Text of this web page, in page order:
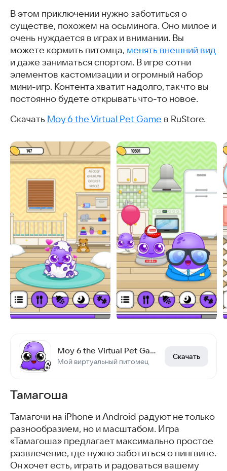
В этом приключении нужно заботиться о
существе, похожем на осьминога. Оно милое и
очень нуждается в играх и внимании. Вы
можете кормить питомца, менять внешний вид
и даже заниматься спортом. В игре сотни
элементов кастомизации и огромный набор
мини-игр. Контента хватит надолго, так что вы
постоянно будете открывать что-то новое.
Скачать Moy 6 the Virtual Pet Game в RuStore.
Moy 6 the Virtual Pet Game
Мой виртуальный питомец
Скачать
Тамагоша
Тамагочи на iPhone и Android радуют не только
разнообразием, но и масштабом. Игра
«Тамагоша» предлагает максимально простое
развлечение, где нужно заботиться о пингвине.
Он хочет есть, играть и радоваться вашему